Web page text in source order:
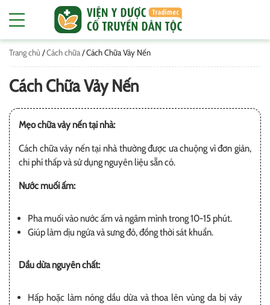
Trang chủ /Cách chữa/Cách Chữa Vảy Nến
Cách Chữa Vảy Nến
Mẹo chữa vảy nến tại nhà:
Cách chữa vảy nến tại nhà thường được ưa chuộng vì đơn giản,
chi phí thấp và sử dụng nguyên liệu sẵn có.
Nước muối ấm:
Pha muối vào nước ấm và ngâm mình trong 10-15 phút.
Giúp làm dịu ngứa và sưng đỏ, đồng thời sát khuẩn.
Dầu dừa nguyên chất:
Hấp hoặc làm nóng dầu dừa và thoa lên vùng da bị vảy